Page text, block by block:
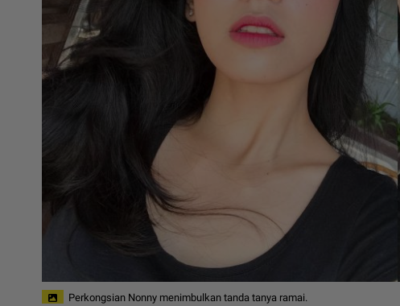
Perkongsian Nonny menimbulkan tanda tanya ramai.